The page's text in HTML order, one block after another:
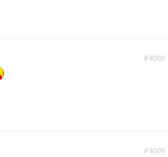
#9008
#9009